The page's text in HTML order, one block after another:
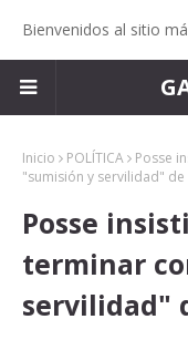
Bienvenidos al sitio
Inicio POLÍTICA
Posse
"sumisión y servilidad" de
Posse
terminar
servilidad"